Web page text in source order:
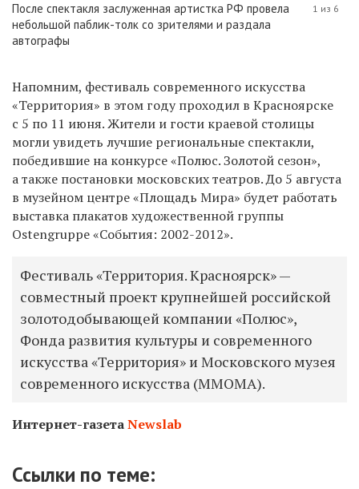
После спектакля заслуженная артистка РФ провела
небольшой паблик-толк со зрителями и раздала
автографы
1 из 6
Напомним, фестиваль современного искусства
«Территория» в этом году проходил в Красноярске
с 5 по 11 июня. Жители и гости краевой столицы
могли увидеть лучшие региональные спектакли,
победившие на конкурсе «Полюс. Золотой сезон»,
а также постановки московских театров. До 5 августа
в музейном центре «Площадь Мира» будет работать
выставка плакатов художественной группы
Ostengruppe «События: 2002-2012».
Фестиваль «Территория. Красноярск» —
совместный проект крупнейшей российской
золотодобывающей компании «Полюс»,
Фонда развития культуры и современного
искусства «Территория» и Московского музея
современного искусства (ММОМА).
Интернет-газетаNewslab
Ссылки по теме: